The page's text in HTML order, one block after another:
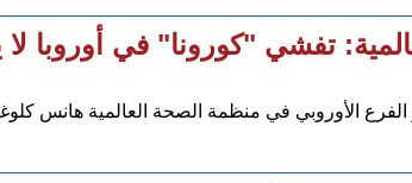
تفشي "كورونا" في أوروبا لا
الأوروبي في منظمة الصحة العالمية هانس